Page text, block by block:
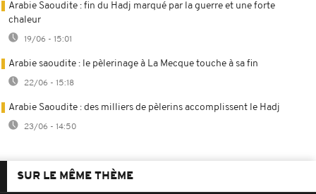
Arabie Saoudite : fin du Hadj marqué par la guerre et une forte
chaleur
19/06 - 15:01
Arabie saoudite : le pèlerinage à La Mecque touche à sa fin
22/06 - 15:18
Arabie Saoudite : des milliers de pèlerins accomplissent le Hadj
23/06 - 14:50
SUR LE MÊME THÈME